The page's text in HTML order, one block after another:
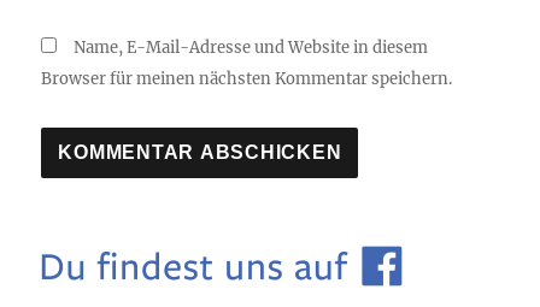
Name, E-Mail-Adresse und Website in diesem
Browser für meinen nächsten Kommentar speichern.